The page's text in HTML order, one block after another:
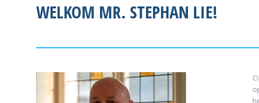
WELKOM MR. STEPHAN LIE!